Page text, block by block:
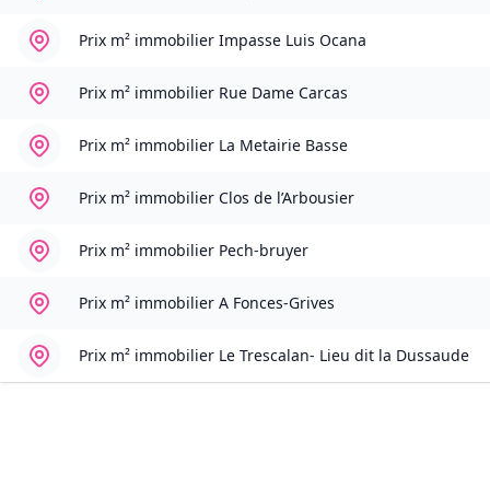
Prix m² immobilier Impasse Luis Ocana
Prix m² immobilier Rue Dame Carcas
Prix m² immobilier La Metairie Basse
Prix m² immobilier Clos de l’Arbousier
Prix m² immobilier Pech-bruyer
Prix m² immobilier A Fonces-Grives
Prix m² immobilier Le Trescalan- Lieu dit la Dussaude